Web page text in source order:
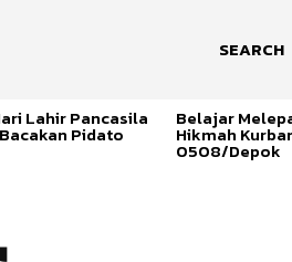
SEARCH
Lahir Pancasila
Pidato
Belajar
Hikmah
0508/Depok